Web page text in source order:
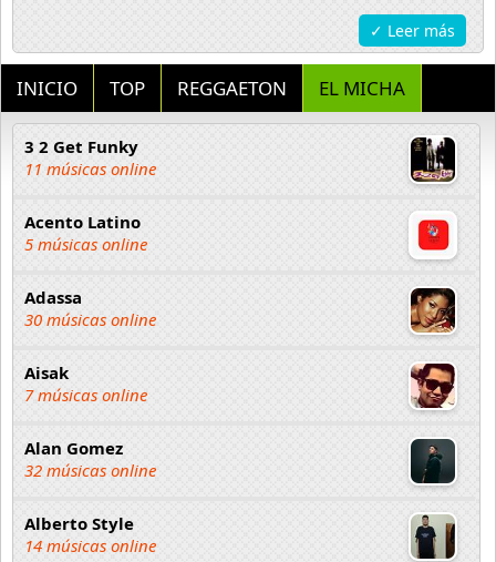
✓ Leer más
INICIO TOP REGGAETON EL MICHA
3 2 Get Funky
11 músicas online
Acento Latino
5 músicas online
Adassa
30 músicas online
Aisak
7 músicas online
Alan Gomez
32 músicas online
Alberto Style
14 músicas online